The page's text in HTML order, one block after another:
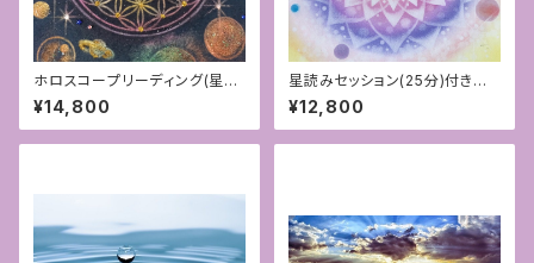
ホロスコープリーディング(星読
み)25分付きオリジナルフラワー
オブライフアート
¥14,800
星読みセッション(25分)付きオリ
ジナルホロスコープマンダラア
ート
¥12,800